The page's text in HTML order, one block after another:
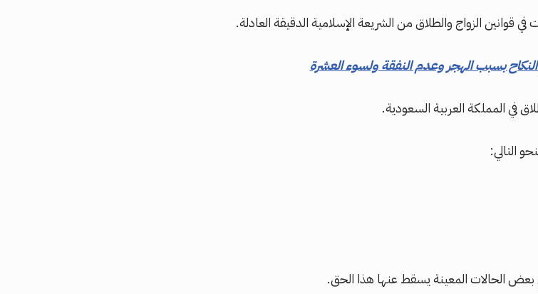
قوانين الزواج والطلاق من الشريعة الإسلامية الدقيقة العادلة.
بسبب الهجر وعدم النفقة ولسوء العشرة
في المملكة العربية السعودية.
التالي:
بعض الحالات المعينة يسقط عنها هذا الحق.